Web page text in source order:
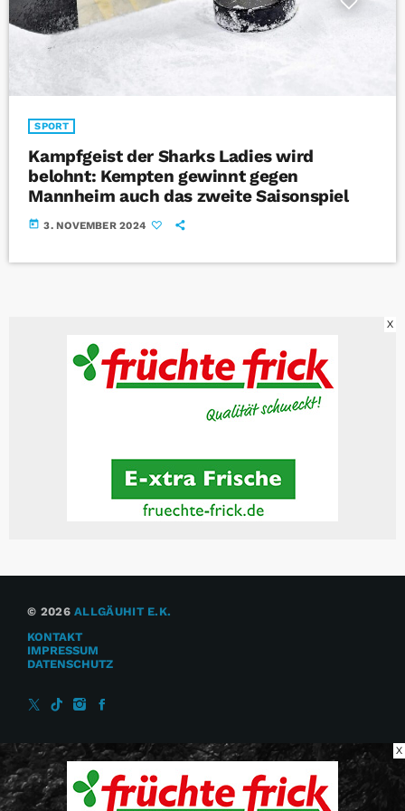
SPORT
Kampfgeist der Sharks Ladies wird
belohnt: Kempten gewinnt gegen
Mannheim auch das zweite Saisonspiel
today 3. NOVEMBER 2024
X
© 2026ALLGÄUHIT E.K.
KONTAKT
IMPRESSUM
DATENSCHUTZ
X